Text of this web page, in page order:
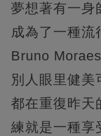
夢想著有一身
成為了一種流
Bruno
別人眼里健美
都在重復昨天
練就是一種享